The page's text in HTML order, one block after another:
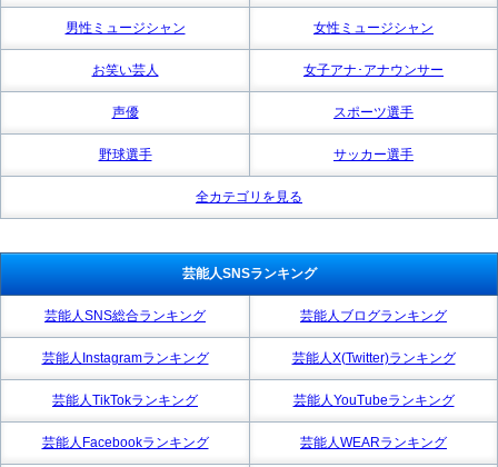
男性ミュージシャン 女性ミュージシャン
お笑い芸人 女子アナ･アナウンサー
声優 スポーツ選手
野球選手 サッカー選手
全カテゴリを見る
芸能人SNSランキング
芸能人SNS総合ランキング 芸能人ブログランキング
芸能人Instagramランキング 芸能人X(Twitter)ランキング
芸能人TikTokランキング 芸能人YouTubeランキング
芸能人Facebookランキング 芸能人WEARランキング